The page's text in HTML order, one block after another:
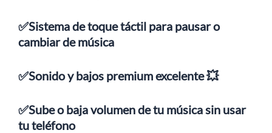
✅Sistema de toque táctil para pausar o
cambiar de música
✅Sonido y bajos premium excelente 💥
✅Sube o baja volumen de tu música sin usar
tu teléfono